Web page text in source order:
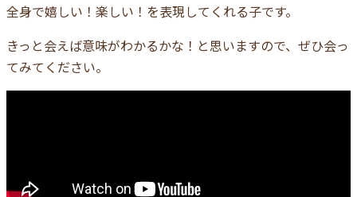
全身で嬉しい！楽しい！を表現してくれる子です。
きっと会えば意味がわかるかな！と思いますので、ぜひ会っ
てみてください。